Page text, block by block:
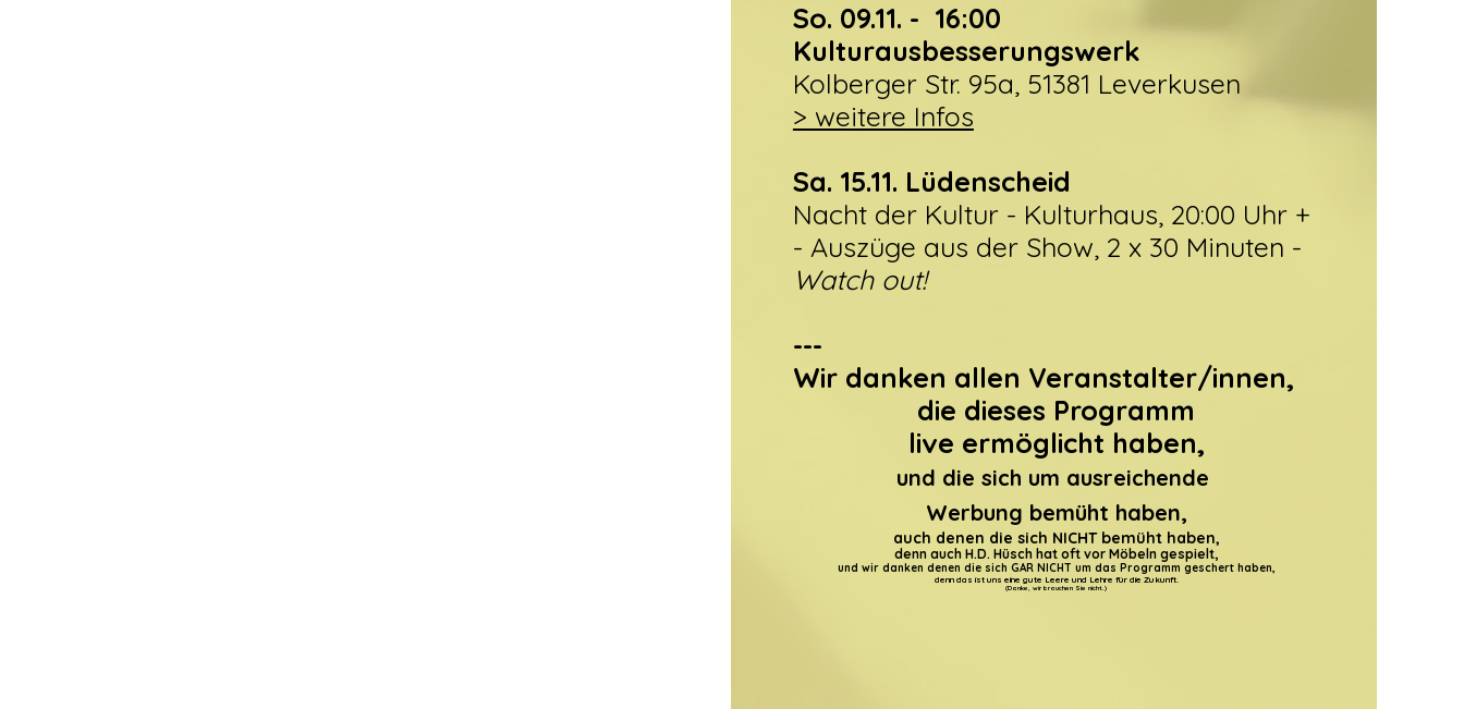
So. 09.11. - 16:00
Kulturausbesserungswerk
Kolberger Str. 95a, 51381 Leverkusen
> weitere Infos
Sa. 15.11. Lüdenscheid
Nacht der Kultur - Kulturhaus, 20:00 Uhr +
- Auszüge aus der Show, 2 x 30 Minuten -
Watch out!
---
Wir danken allen Veranstalter/innen,
die dieses Programm
live ermöglicht haben,
und die sich um ausreichende
Werbung bemüht haben,
auch denen die sich NICHT bemüht haben,
denn auch H.D. Hüsch hat oft vor Möbeln gespielt,
und wir danken denen die sich GAR NICHT um das Programm geschert haben,
denn das ist uns eine gute Leere und Lehre für die Zukunft.
(Danke, wir brauchen Sie nicht.)